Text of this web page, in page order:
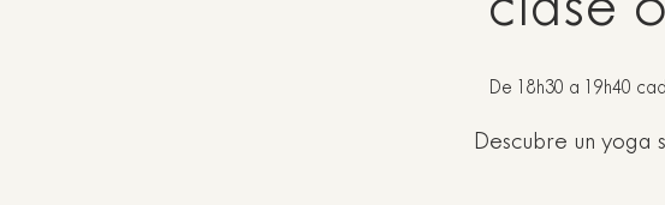
De 18h30 a 19h40
Descubre un yoga